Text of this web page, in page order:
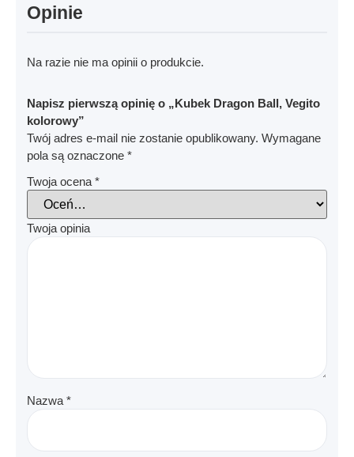
Opinie
Na razie nie ma opinii o produkcie.
Napisz pierwszą opinię o „Kubek Dragon Ball, Vegito
kolorowy”
Twój adres e-mail nie zostanie opublikowany. Wymagane
pola są oznaczone *
Twoja ocena *
Twoja opinia
Nazwa *